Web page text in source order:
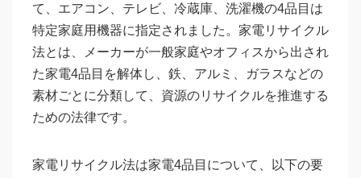
て、エアコン、テレビ、冷蔵庫、洗濯機の4品目は
特定家庭用機器に指定されました。家電リサイクル
法とは、メーカーが一般家庭やオフィスから出され
た家電4品目を解体し、鉄、アルミ、ガラスなどの
素材ごとに分類して、資源のリサイクルを推進する
ための法律です。
家電リサイクル法は家電4品目について、以下の要